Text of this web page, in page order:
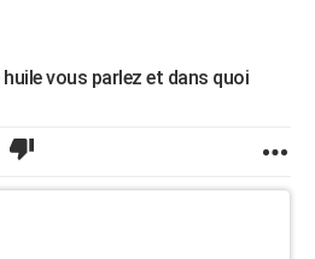
vous parlez et dans quoi